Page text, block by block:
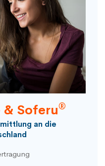
& Soferu®
an die